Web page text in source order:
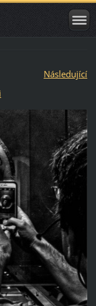
Následující